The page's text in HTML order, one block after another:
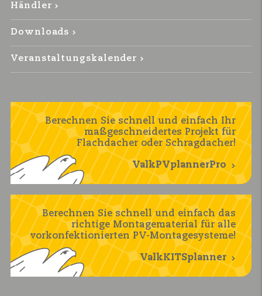
Händler
Downloads
Veranstaltungskalender
Berechnen Sie schnell und einfach Ihr
maßgeschneidertes Projekt für
Flachdacher oder Schragdacher!
ValkPVplannerPro
Berechnen Sie schnell und einfach das
richtige Montagematerial für alle
vorkonfektionierten PV-Montagesysteme!
ValkKITSplanner